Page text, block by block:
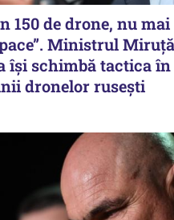
150 de drone, nu
Ministrul
își schimbă tactica
dronelor rusești